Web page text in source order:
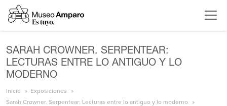
SARAH CROWNER. SERPENTEAR:
LECTURAS ENTRE LO ANTIGUO Y LO
MODERNO
Inicio
Exposiciones
Sarah Crowner. Serpentear: Lecturas entre lo antiguo y lo moderno